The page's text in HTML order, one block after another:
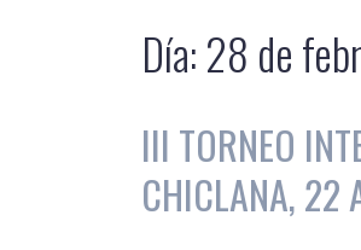
Día:28 de
III TORNEO
CHICLANA, 22